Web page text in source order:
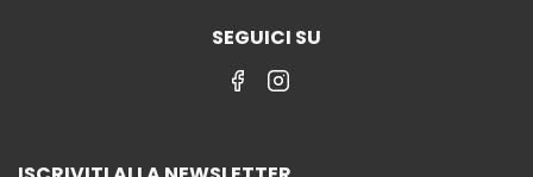
SEGUICI SU